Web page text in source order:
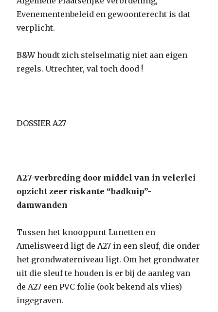
Evenementenbeleid en gewoonterecht is dat
verplicht.
B&W houdt zich stelselmatig niet aan eigen
regels. Utrechter, val toch dood !
DOSSIER A27
A27-verbreding door middel van in velerlei
opzicht zeer riskante “badkuip”-
damwanden
Tussen het knooppunt Lunetten en
Amelisweerd ligt de A27 in een sleuf, die onder
het grondwaterniveau ligt. Om het grondwater
uit die sleuf te houden is er bij de aanleg van
de A27 een PVC folie (ook bekend als vlies)
ingegraven.